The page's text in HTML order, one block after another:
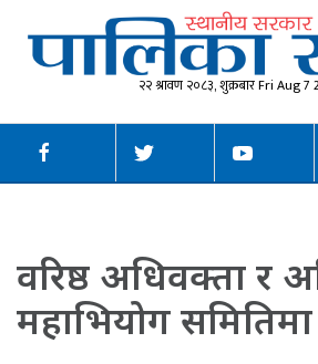
२२ श्रावण २०८३, शुक्रबार Fri Aug 7
वरिष्ठ अधिवक्ता र
महाभियोग